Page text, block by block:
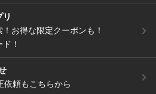
お得な限定クーポンも！
！
依頼もこちらから